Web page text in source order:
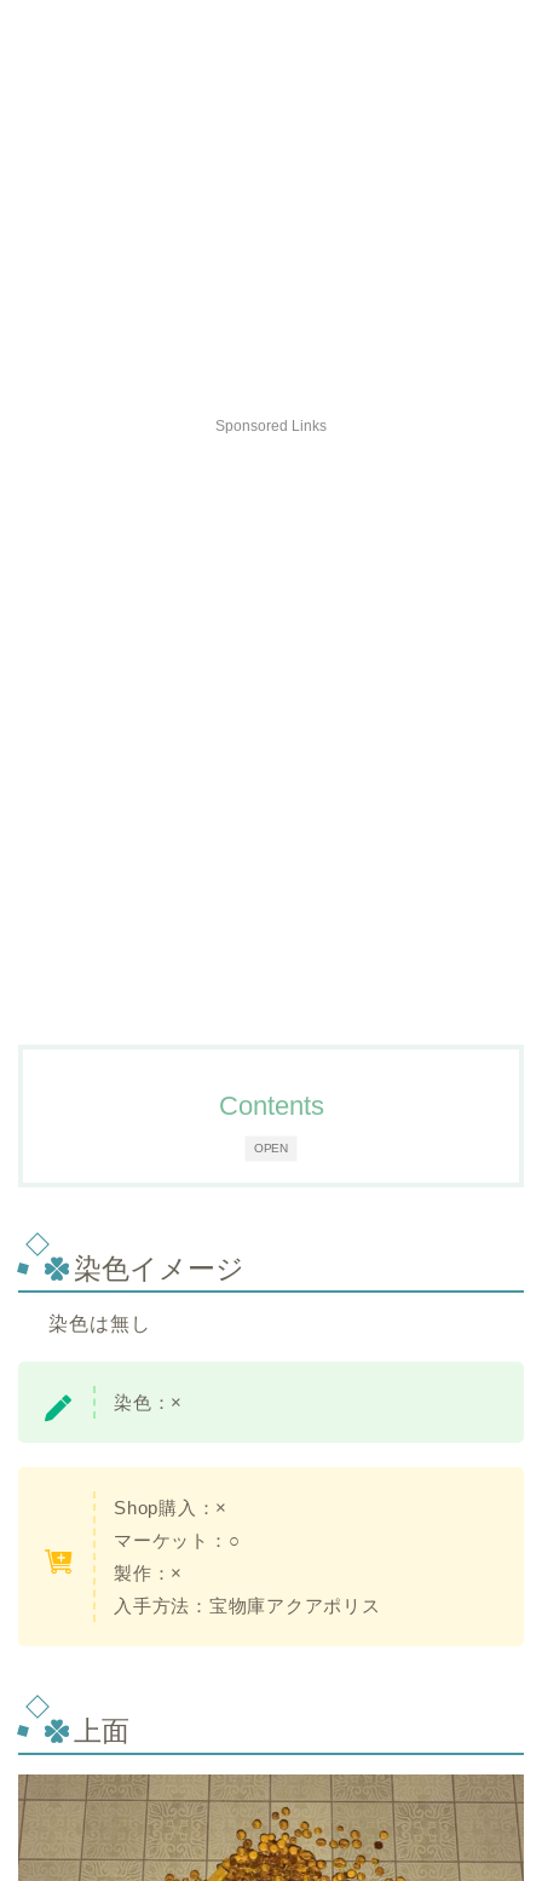
Sponsored Links
OPEN
Contents
染色イメージ
染色は無し
染色： ×
Shop購入： ×
マーケット：○
製作： ×
入手方法：宝物庫アクアポリス
上面